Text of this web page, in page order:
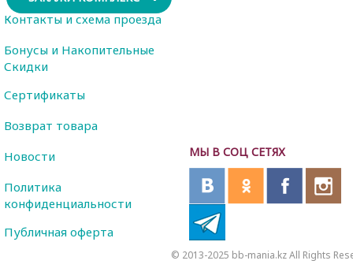
МЫ В СОЦ СЕТЯХ
Контакты и схема проезда
Бонусы и Накопительные
Скидки
Сертификаты
Возврат товара
Новости
Политика
конфиденциальности
Публичная оферта
© 2013-2025 bb-mania.kz All Rights